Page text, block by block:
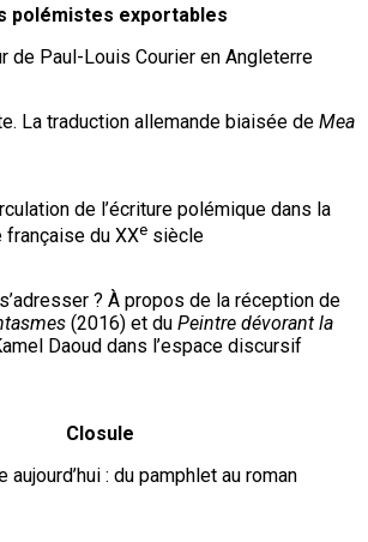
polémistes exportables
de Paul-Louis Courier en Angleterre
La traduction allemande biaisée de Mea
de l’écriture polémique dans la
du XXe siècle
? À propos de la réception de
(2016) et du Peintre dévorant la
Daoud dans l’espace discursif
Closule
: du pamphlet au roman